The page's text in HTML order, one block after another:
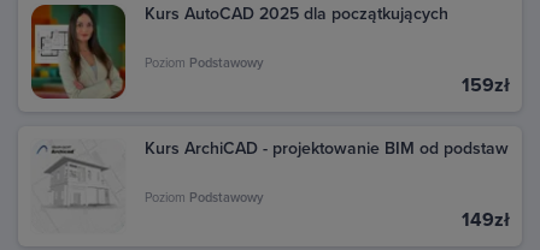
Kurs AutoCAD 2025 dla początkujących
Poziom Podstawowy
159zł
Kurs ArchiCAD - projektowanie BIM od podstaw
Poziom Podstawowy
149zł